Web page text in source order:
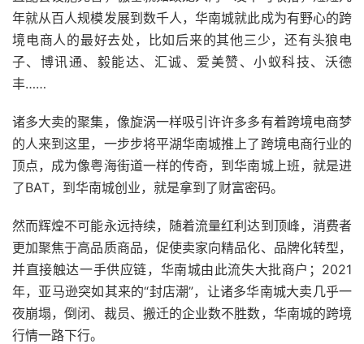
年就从百人规模发展到数千人，华南城就此成为有野心的跨
境电商人的最好去处，比如后来的其他三少，还有头狼电
子、博讯通、毅能达、汇诚、爱美赞、小蚁科技、沃德
丰……
诸多大卖的聚集，像旋涡一样吸引许许多多有着跨境电商梦
的人来到这里，一步步将平湖华南城推上了跨境电商行业的
顶点，成为像粤海街道一样的传奇，到华南城上班，就是进
了BAT，到华南城创业，就是拿到了财富密码。
然而辉煌不可能永远持续，随着流量红利达到顶峰，消费者
更加聚焦于高品质商品，促使卖家向精品化、品牌化转型，
并直接触达一手供应链，华南城由此流失大批商户；2021
年，亚马逊突如其来的“封店潮”，让诸多华南城大卖几乎一
夜崩塌，倒闭、裁员、搬迁的企业数不胜数，华南城的跨境
行情一路下行。